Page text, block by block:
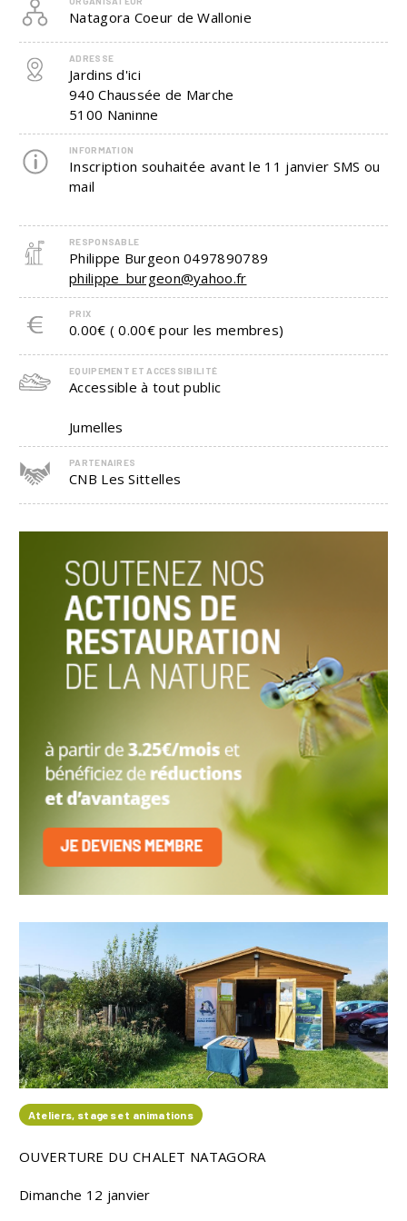
Ateliers, stages et animations
OUVERTURE DU CHALET NATAGORA
Dimanche 12 janvier
Natagora Coeur de Wallonie
ADRESSE
Jardins d'ici
940 Chaussée de Marche
5100 Naninne
INFORMATION
Inscription souhaitée avant le 11 janvier SMS ou
mail
RESPONSABLE
Philippe Burgeon0497890789
philippe_burgeon@yahoo.fr
PRIX
0.00€ ( 0.00€ pour les membres)
EQUIPEMENT ET ACCESSIBILITÉ
Accessible à tout public
Jumelles
PARTENAIRES
CNB Les Sittelles